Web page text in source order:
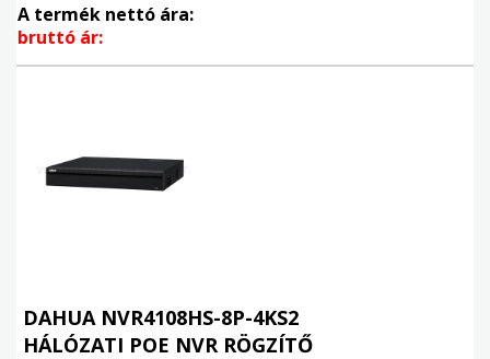
A termék nettó ára:
bruttó ár:
DAHUA NVR4108HS-8P-4KS2
HÁLÓZATI POE NVR RÖGZÍTŐ